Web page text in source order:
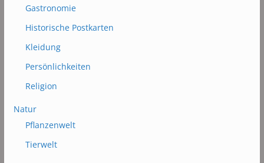
Gastronomie
Historische Postkarten
Kleidung
Persönlichkeiten
Religion
Natur
Pflanzenwelt
Tierwelt